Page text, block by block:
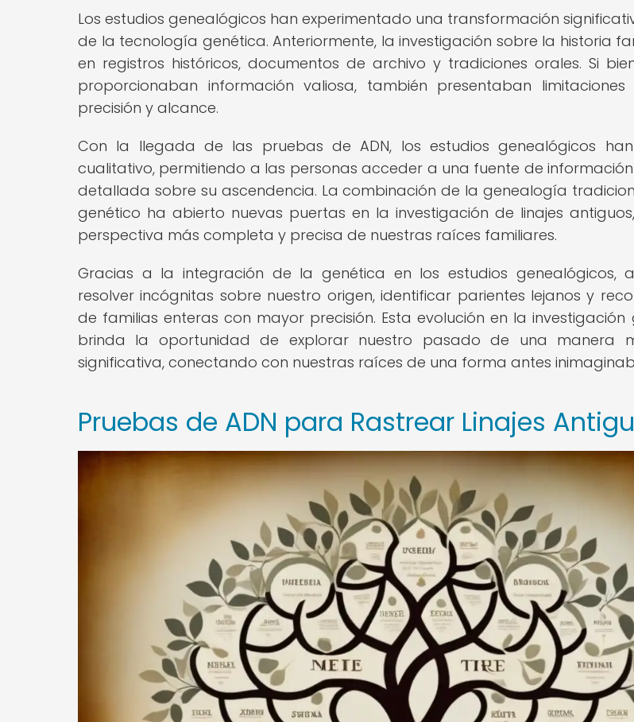
Los estudios genealógicos han experimentado una transformación
de la tecnología genética. Anteriormente, la investigación sobre la historia
en registros históricos, documentos de archivo y tradiciones orales. Si
proporcionaban información valiosa, también presentaban
precisión y alcance.
Con la llegada de las pruebas de ADN, los estudios genealógicos
cualitativo, permitiendo a las personas acceder a una fuente de
detallada sobre su ascendencia. La combinación de la genealogía
genético ha abierto nuevas puertas en la investigación de linajes
perspectiva más completa y precisa de nuestras raíces familiares.
Gracias a la integración de la genética en los estudios genealógicos,
resolver incógnitas sobre nuestro origen, identificar parientes lejanos y
de familias enteras con mayor precisión. Esta evolución en la
brinda la oportunidad de explorar nuestro pasado de una manera
significativa, conectando con nuestras raíces de una forma antes
Pruebas de ADN para Rastrear Linajes